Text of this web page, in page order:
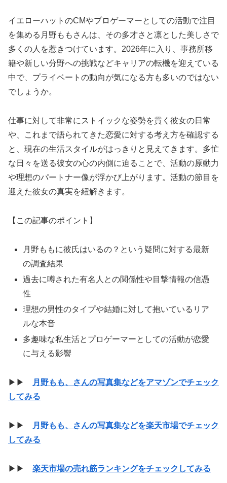
イエローハットのCMやプロゲーマーとしての活動で注目
を集める月野ももさんは、その多才さと凛とした美しさで
多くの人を惹きつけています。2026年に入り、事務所移
籍や新しい分野への挑戦などキャリアの転機を迎えている
中で、プライベートの動向が気になる方も多いのではない
でしょうか。
仕事に対して非常にストイックな姿勢を貫く彼女の日常
や、これまで語られてきた恋愛に対する考え方を確認する
と、現在の生活スタイルがはっきりと見えてきます。多忙
な日々を送る彼女の心の内側に迫ることで、活動の原動力
や理想のパートナー像が浮かび上がります。活動の節目を
迎えた彼女の真実を紐解きます。
【この記事のポイント】
月野ももに彼氏はいるの？という疑問に対する最新
の調査結果
過去に噂された有名人との関係性や目撃情報の信憑
性
理想の男性のタイプや結婚に対して抱いているリア
ルな本音
多趣味な私生活とプロゲーマーとしての活動が恋愛
に与える影響
▶▶
月野もも、さんの写真集などをアマゾンでチェック
してみる
▶▶
月野もも、さんの写真集などを楽天市場でチェック
してみる
▶▶ 楽天市場の売れ筋ランキングをチェックしてみる